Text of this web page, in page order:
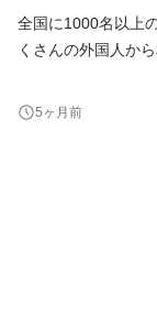
全国に1000名以上
くさんの外国人から相談をうけ
＜具体的には？＞
のデータベース管
5ヶ月前